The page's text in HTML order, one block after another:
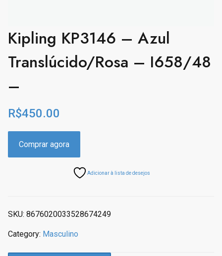
Kipling KP3146 – Azul
Translúcido/Rosa – I658/48
–
R$450.00
Comprar agora
Adicionar à lista de desejos
SKU: 8676020033528674249
Category: Masculino